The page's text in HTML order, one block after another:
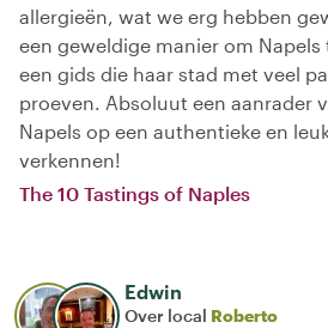
allergieën, wat we erg hebben
een geweldige manier om
een gids die haar stad met veel
proeven. Absoluut een aanrader
Napels op een authentieke en
verkennen!
The 10 Tastings of Naples
Edwin
Over local Roberto